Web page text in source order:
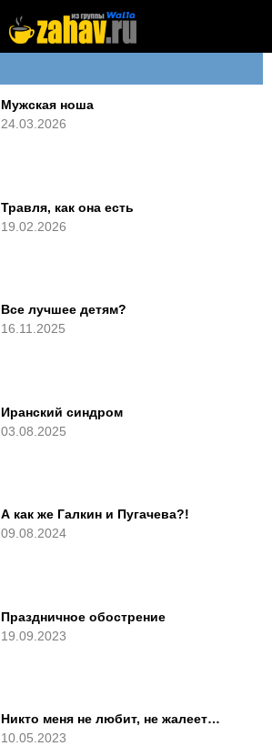
Мужская ноша
24.03.2026
Травля, как она есть
19.02.2026
Все лучшее детям?
16.11.2025
Иранский синдром
03.08.2025
А как же Галкин и Пугачева?!
09.08.2024
Праздничное обострение
19.09.2023
Никто меня не любит, не жалеет…
10.05.2023